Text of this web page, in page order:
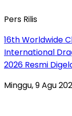
Pers Rilis
16th Worldwide
International
2026 Resmi
Minggu, 9 Agu